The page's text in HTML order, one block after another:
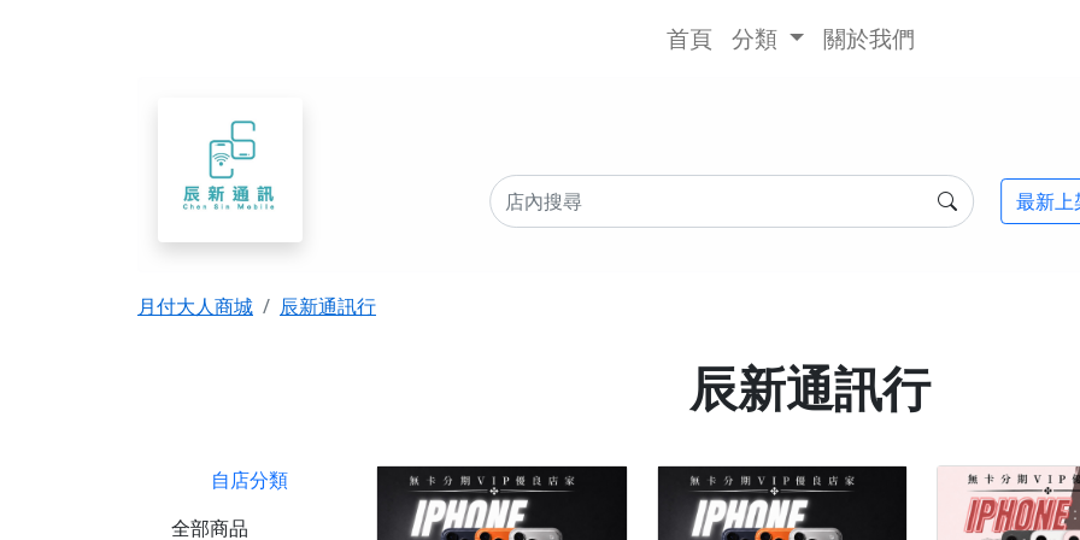
首頁 分類 關於我們
最新
月付大人商城 辰新通訊行
辰新通訊行
自店分類
全部商品